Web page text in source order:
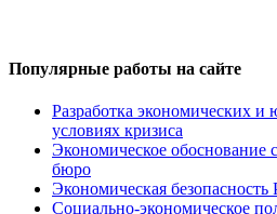
Популярные работы на сайте
Разработка экономических и
условиях кризиса
Экономическое обоснование
бюро
Экономическая безопасность
Социально-экономическое